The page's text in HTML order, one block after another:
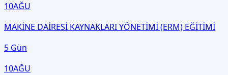
10AĞU
MAKİNE DAİRESİ KAYNAKLARI YÖNETİMİ (ERM) EĞİTİMİ
5 Gün
10AĞU